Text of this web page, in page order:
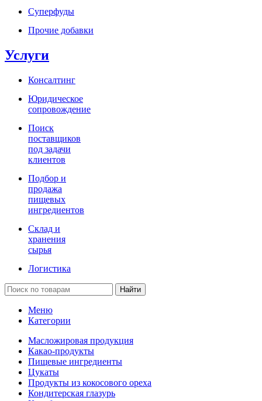
Суперфуды
Прочие добавки
Услуги
Консалтинг
Юридическое
сопровождение
Поиск
поставщиков
под задачи
клиентов
Подбор и
продажа
пищевых
ингредиентов
Склад и
хранения
сырья
Логистика
Найти
Меню
Категории
Масложировая продукция
Какао-продукты
Пищевые ингредиенты
Цукаты
Продукты из кокосового ореха
Кондитерская глазурь